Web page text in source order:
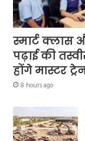
स्मार्ट क्लास
पढ़ाई की
होंगे मास्टर
8 hours ago